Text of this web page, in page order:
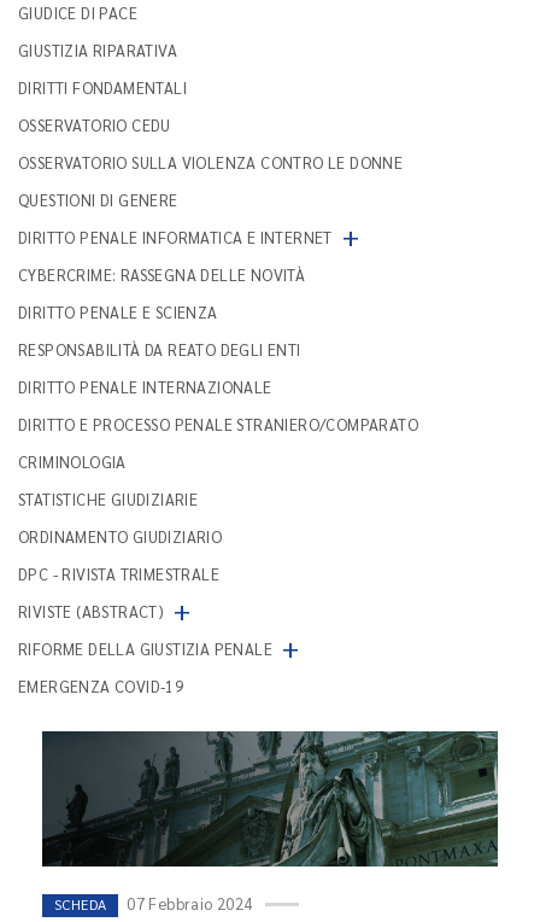
GIUDICE DI PACE
GIUSTIZIA RIPARATIVA
DIRITTI FONDAMENTALI
OSSERVATORIO CEDU
OSSERVATORIO SULLA VIOLENZA CONTRO LE DONNE
QUESTIONI DI GENERE
DIRITTO PENALE INFORMATICA E INTERNET +
CYBERCRIME: RASSEGNA DELLE NOVITÀ
DIRITTO PENALE E SCIENZA
RESPONSABILITÀ DA REATO DEGLI ENTI
DIRITTO PENALE INTERNAZIONALE
DIRITTO E PROCESSO PENALE STRANIERO/COMPARATO
CRIMINOLOGIA
STATISTICHE GIUDIZIARIE
ORDINAMENTO GIUDIZIARIO
DPC - RIVISTA TRIMESTRALE
RIVISTE (ABSTRACT) +
RIFORME DELLA GIUSTIZIA PENALE +
EMERGENZA COVID-19
SCHEDA 07 Febbraio 2024